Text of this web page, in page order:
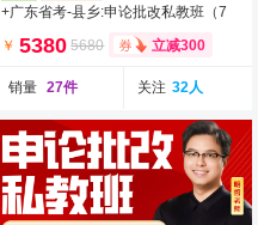
+广东省考-县乡:申论批改私教班（7
￥ 5380 5680 立减300
销量 27件 关注 32人